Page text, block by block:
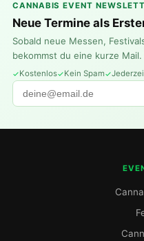
CANNABIS EVENT
Neue Termine als
Sobald neue Messen,
bekommst du eine kurze Mail.
Kostenlos Kein Spam